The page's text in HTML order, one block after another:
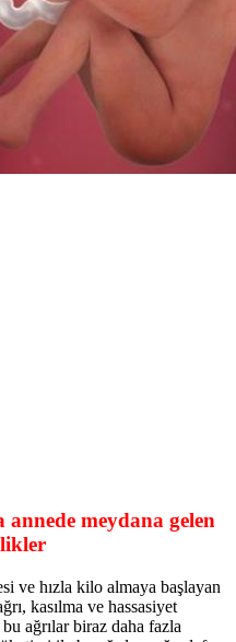
meydana gelen
ve hızla kilo almaya başlayan
kasılma ve hassasiyet
ağrılar biraz daha fazla